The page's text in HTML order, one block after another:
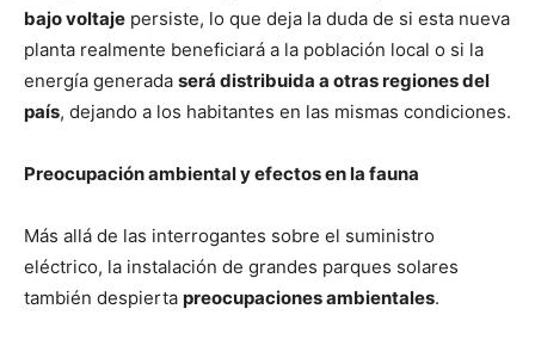
bajo voltaje persiste, lo que deja la duda de si esta nueva
planta realmente beneficiará a la población local o si la
energía generada será distribuida a otras regiones del
país, dejando a los habitantes en las mismas condiciones.
Preocupación ambiental y efectos en la fauna
Más allá de las interrogantes sobre el suministro
eléctrico, la instalación de grandes parques solares
también despierta preocupaciones ambientales.